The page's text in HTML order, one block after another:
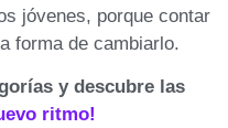
jóvenes, porque contar
forma de cambiarlo.
y descubre las
ritmo!